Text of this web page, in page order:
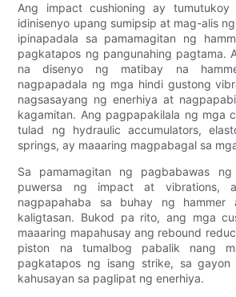
Ang impact cushioning ay tumutukoy
idinisenyo upang sumipsip at mag-alis
ipinapadala sa pamamagitan ng
pagkatapos ng pangunahing pagtama.
na disenyo ng matibay na
nagpapadala ng mga hindi gustong
nagsasayang ng enerhiya at
kagamitan. Ang pagpapakilala ng mga
tulad ng hydraulic accumulators,
springs, ay maaaring magpabagal sa
Sa pamamagitan ng pagbabawas
puwersa ng impact at vibrations,
nagpapahaba sa buhay ng hammer
kaligtasan. Bukod pa rito, ang mga
maaaring mapahusay ang rebound
piston na tumalbog pabalik nang
pagkatapos ng isang strike, sa gayon
kahusayan sa paglipat ng enerhiya.